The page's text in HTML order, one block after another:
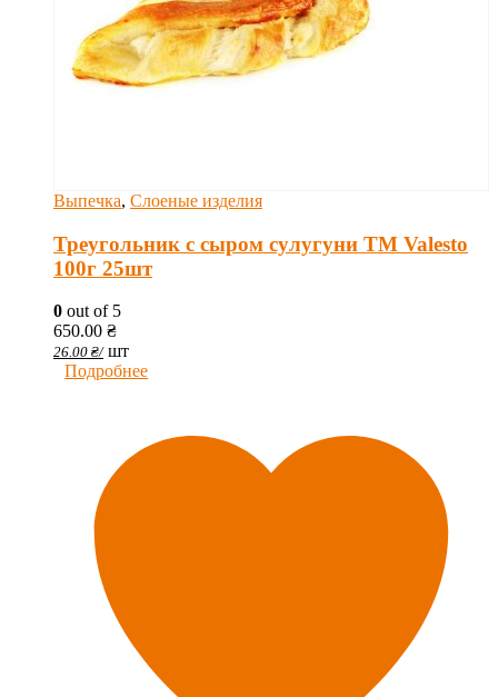
Выпечка, Слоеные изделия
Треугольник с сыром сулугуни TM Valesto
100г 25шт
0 out of 5
650.00 ₴
26.00 ₴/ шт
Подробнее